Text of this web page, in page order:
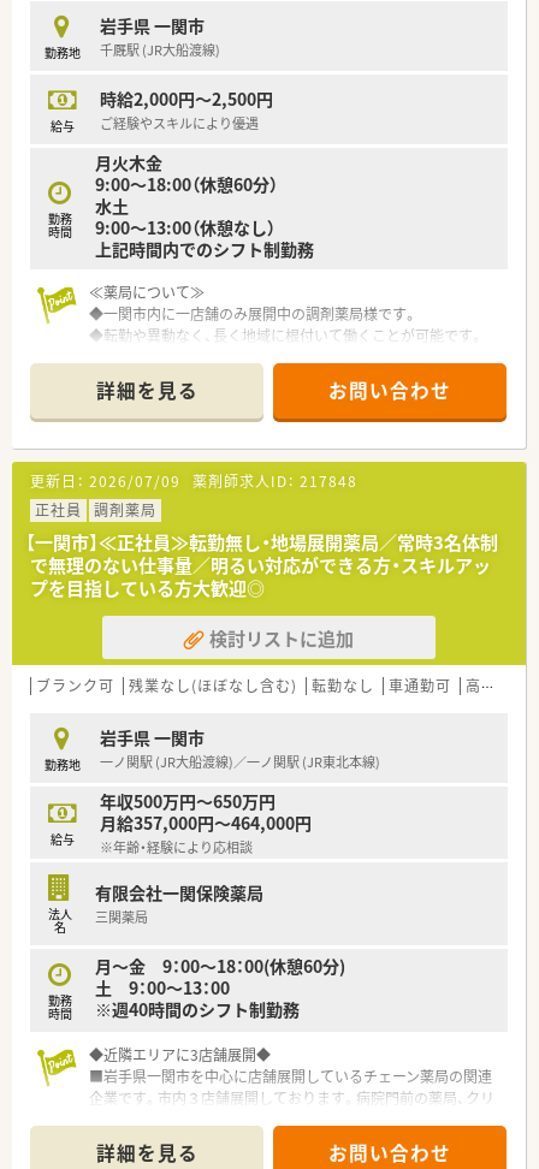
です。
≪こんな方におススメ≫
★テキパキと仕事したい方
★職場の人間関係で悩みたくない方
勤務地
岩手県 一関市
千厩駅 (JR大船渡線)
給与
時給2,000円～2,500円
ご経験やスキルにより優遇
勤務
時間
月火木金
9:00～18:00（休憩60分）
水土
9:00～13:00（休憩なし）
上記時間内でのシフト制勤務
≪薬局について≫
◆一関市内に一店舗のみ展開中の調剤薬局様です。
◆転勤や異動なく、長く地域に根付いて働くことが可能です。
し、運営しております。
≪ここがポイント≫
◆勉強会の参加も積極的に行っており、月に2，3回参加してい
ます。スキルアップが定期的にできるような環境になっている
ため、「今後あなたのなりたい薬剤師像」をバックアップいたし
ます！
≪こんな方にオススメ≫
◆内科・皮膚科をメインに応需しており、地域の幅広い年代のみ
なさまに支えられている薬局です。
地域医療に貢献していきたい、丁寧な対応を心がけることができ
る方などは長くご活躍できるかと思います♪
＼家庭などプライベートと両立したい方もご活躍いただける環
詳細を見る お問い合わせ
更新日： 2026/07/09 薬剤師求人ID： 217848
正社員
調剤薬局
【一関市】≪正社員≫転勤無し・地場展開薬局／常時3名体制
で無理のない仕事量／明るい対応ができる方・スキルアッ
プを目指している方大歓迎◎
検討リストに追加
ブランク可 残業なし(ほぼなし含む) 転勤なし 車通勤可 高給与(600万円以上)
勤務地
岩手県 一関市
一ノ関駅 (JR大船渡線)／一ノ関駅 (JR東北本線)
給与
年収500万円～650万円
月給357,000円～464,000円
※年齢・経験により応相談
法人
名
有限会社一関保険薬局
三関薬局
勤務
時間
月〜金 9：00～18：00(休憩60分)
土 9：00～13：00
※週40時間のシフト制勤務
◆近隣エリアに3店舗展開◆
■岩手県一関市を中心に店舗展開しているチェーン薬局の関連
企業です。市内３店舗展開しております。病院門前の薬局、クリ
■同社の年齢層は30代～40代の方が中心で活気のある雰囲気で
す。後発医薬品の推奨、在宅対応など新しいことへ積極的に対応
詳細を見る お問い合わせ